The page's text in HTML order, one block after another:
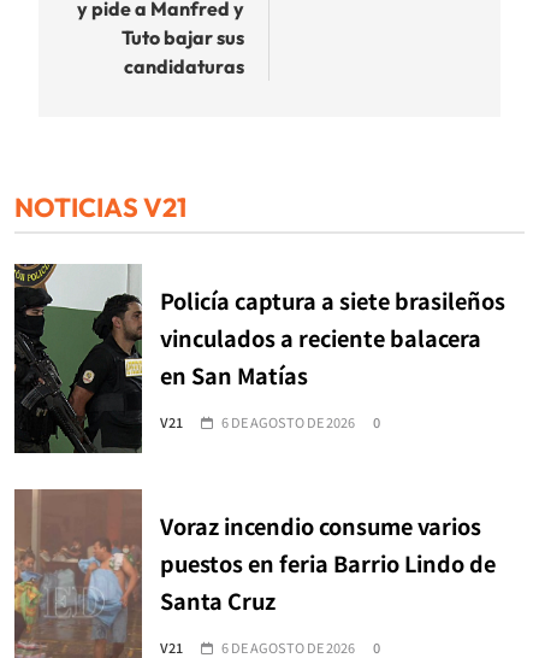
y pide a Manfred y
Tuto bajar sus
candidaturas
NOTICIAS V21
Policía captura a siete brasileños
vinculados a reciente balacera
en San Matías
V21 6 DE AGOSTO DE 2026 0
Voraz incendio consume varios
puestos en feria Barrio Lindo de
Santa Cruz
V21 6 DE AGOSTO DE 2026 0